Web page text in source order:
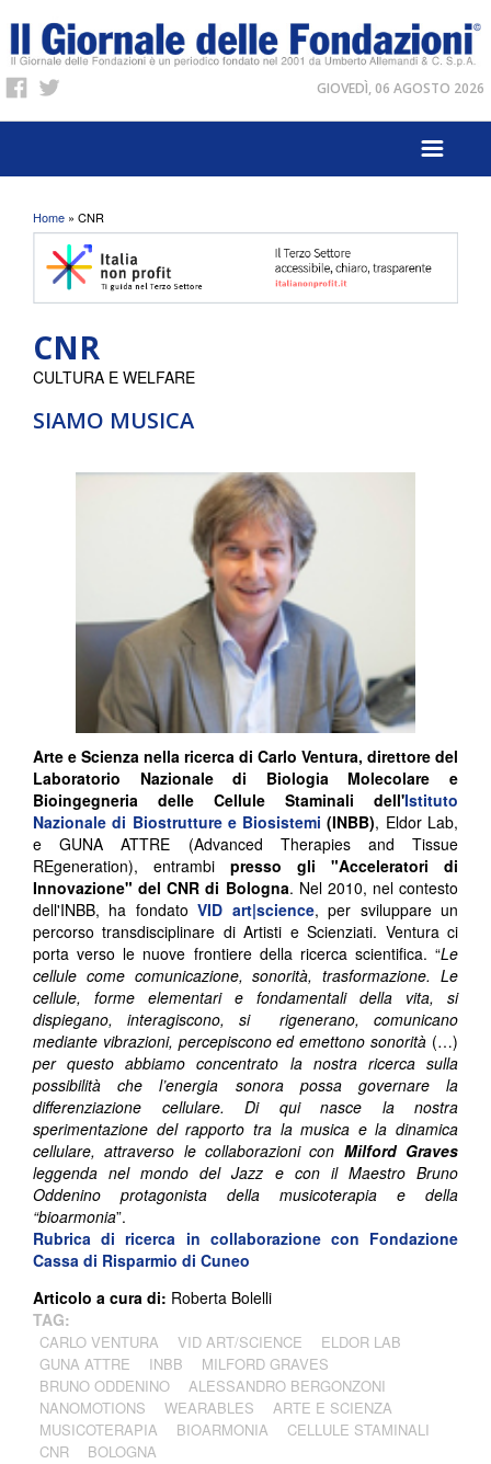
GIOVEDÌ, 06 AGOSTO 2026
Tu sei qui
Home » CNR
CNR
SIAMO MUSICA
CULTURA E WELFARE
Arte e Scienza nella ricerca di Carlo Ventura, direttore del
Laboratorio Nazionale di Biologia Molecolare e
Bioingegneria delle Cellule Staminali dell'Istituto
Nazionale di Biostrutture e Biosistemi (INBB), Eldor Lab,
e GUNA ATTRE (Advanced Therapies and Tissue
REgeneration), entrambi presso gli "Acceleratori di
Innovazione" del CNR di Bologna. Nel 2010, nel contesto
dell'INBB, ha fondatoVID art|science, per sviluppare un
percorso transdisciplinare di Artisti e Scienziati. Ventura ci
porta verso le nuove frontiere della ricerca scientifica. “Le
cellule come comunicazione, sonorità, trasformazione. Le
cellule, forme elementari e fondamentali della vita, si
dispiegano, interagiscono, si rigenerano, comunicano
mediante vibrazioni, percepiscono ed emettono sonorità (…)
per questo abbiamo concentrato la nostra ricerca sulla
possibilità che l’energia sonora possa governare la
differenziazione cellulare. Di qui nasce la nostra
sperimentazione del rapporto tra la musica e la dinamica
cellulare, attraverso le collaborazioni con Milford Graves
leggenda nel mondo del Jazz e con il Maestro Bruno
Oddenino protagonista della musicoterapia e della
“bioarmonia”.
Rubrica di ricerca in collaborazione con Fondazione
Cassa di Risparmio di Cuneo
Articolo a cura di: Roberta Bolelli
TAG:
CARLO VENTURA VID ART/SCIENCE
ELDOR LAB
GUNA ATTRE
INBB
MILFORD GRAVES
BRUNO ODDENINO
ALESSANDRO BERGONZONI
NANOMOTIONS
WEARABLES
ARTE E SCIENZA
MUSICOTERAPIA
BIOARMONIA
CELLULE STAMINALI
CNR
BOLOGNA